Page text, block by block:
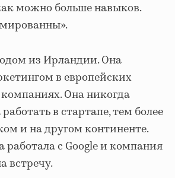
можно больше навыков.
из Ирландии. Она
в европейских
Она никогда
в стартапе, тем более
и на другом континенте.
с Google и компания
встречу.